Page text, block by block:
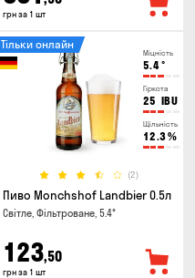
грн за 1 шт
Міцність
5.4°
Гіркота
25 IBU
Щільність
12.3%
(2)
Тільки онлайн
Пиво Monchshof Landbier 0.5л
Світле, Фільтроване, 5.4°
123,50
грн за 1 шт